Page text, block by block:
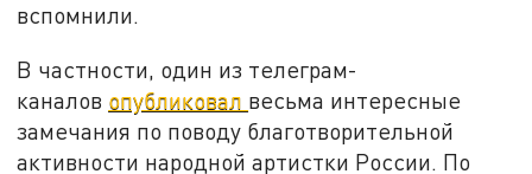
вспомнили.
В частности, один из телеграм-
каналов опубликовал весьма интересные
замечания по поводу благотворительной
активности народной артистки России. По